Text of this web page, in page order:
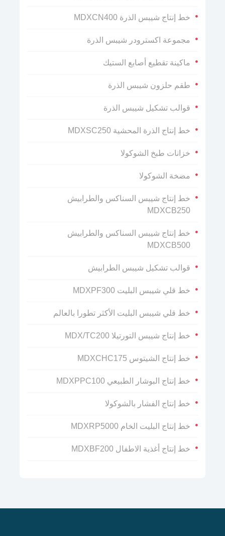
خط إنتاج شيبس الذرة MDXCN400
مجموعة اكسترودر شيبس الذرة
ماكينة تقطيع أصابع الستيك
طقم حلزون شيبس الذرة
قوالب تشكيل شيبس الذرة
خط إنتاج الذرة المحشية MDXSC250
خزانات طبخ الشوكولا
مضخة الشوكولا
خط إنتاج شيبس السناكس والطرابيش
MDXCB250
خط إنتاج شيبس السناكس والطرابيش
MDXCB500
قوالب تشكيل شيبس الطرابيش
خط قلي شيبس البليت MDXPF300
خط قلي شيبس البليت الأكثر تطورا بالعالم
خط إنتاج شيبس التورتيلا MDX/TC200
خط إنتاج الشيتوس MDXCHC175
خط إنتاج البوشار الطبيعي MDXPPC100
خط إنتاج الفشار بالشوكولا
خط إنتاج البليت الخام MDXRP5000
خط إنتاج أغذية الاطفال MDXBF200